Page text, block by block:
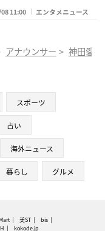
11:00 エンタメニュース
アナウンサー > 神田愛花
スポーツ
占い
海外ニュース
暮らし グルメ
美ST
bis
kokode.jp